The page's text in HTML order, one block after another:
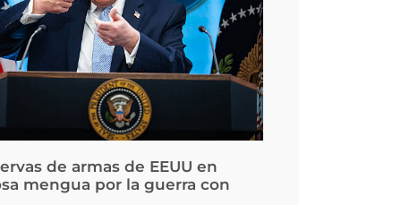
de armas de EEUU en
mengua por la guerra con